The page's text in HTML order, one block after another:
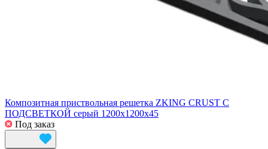
Композитная приствольная решетка ZKING CRUST С
ПОДСВЕТКОЙ серый 1200х1200х45
Под заказ